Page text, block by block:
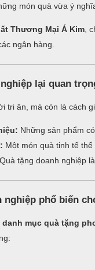
món quà vừa ý
Thương Mại Á Kim ,
ngân hàng.
lại quan
tri ân, mà còn là cách
Những sản phẩm
Một món quà tinh tế
Quà tặng doanh nghiệp
nghiệp phổ biến
danh mục quà tặng